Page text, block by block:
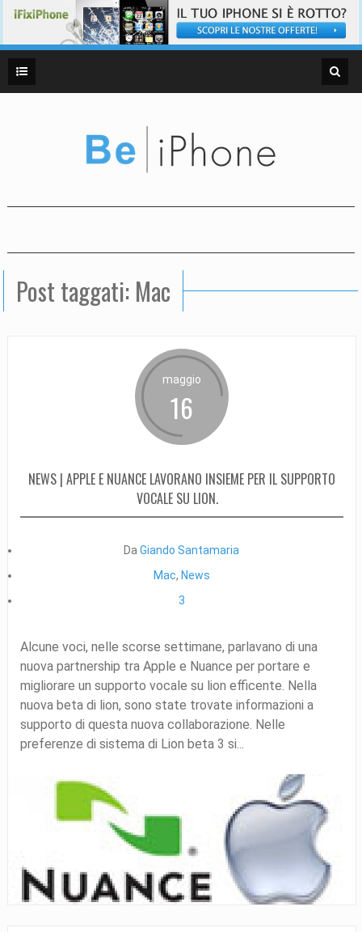
Post taggati: Mac
maggio
16
NEWS | APPLE E NUANCE LAVORANO INSIEME PER IL SUPPORTO
VOCALE SU LION.
DaGiando Santamaria
Mac, News
3
Alcune voci, nelle scorse settimane, parlavano di una
nuova partnership tra Apple e Nuance per portare e
migliorare un supporto vocale su lion efficente. Nella
nuova beta di lion, sono state trovate informazioni a
supporto di questa nuova collaborazione. Nelle
preferenze di sistema di Lion beta 3 si...